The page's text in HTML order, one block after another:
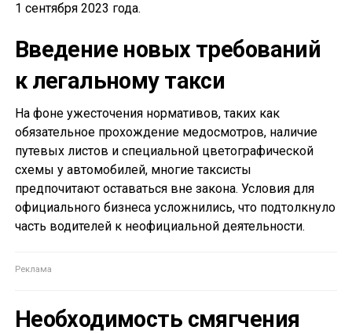
1 сентября 2023 года.
Введение новых требований
к легальному такси
На фоне ужесточения нормативов, таких как
обязательное прохождение медосмотров, наличие
путевых листов и специальной цветографической
схемы у автомобилей, многие таксисты
предпочитают оставаться вне закона. Условия для
официального бизнеса усложнились, что подтолкнуло
часть водителей к неофициальной деятельности.
Необходимость смягчения